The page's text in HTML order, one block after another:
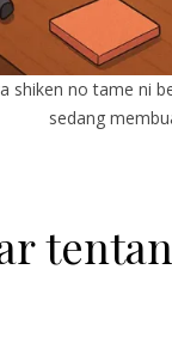
shiken no tame ni
sedang